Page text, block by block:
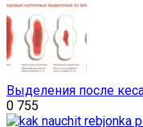
Выделения после
0 755